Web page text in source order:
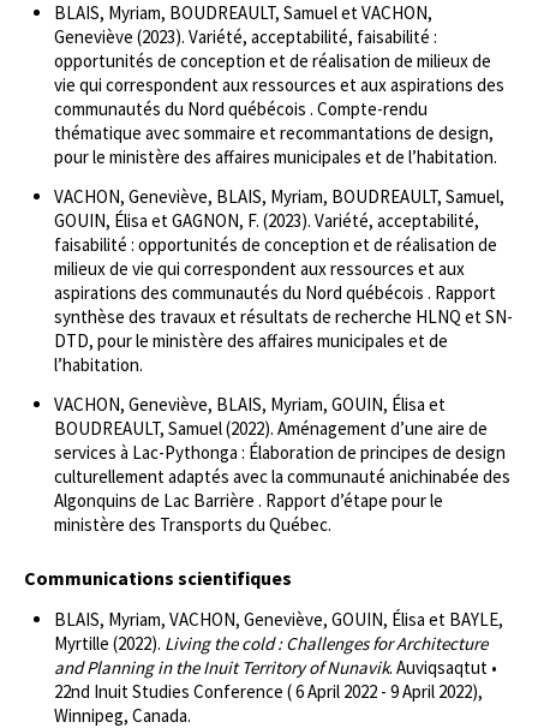
BLAIS, Myriam, BOUDREAULT, Samuel et VACHON,
Geneviève (2023). Variété, acceptabilité, faisabilité :
opportunités de conception et de réalisation de milieux de
vie qui correspondent aux ressources et aux aspirations des
communautés du Nord québécois . Compte-rendu
thématique avec sommaire et recommantations de design,
pour le ministère des affaires municipales et de l’habitation.
VACHON, Geneviève, BLAIS, Myriam, BOUDREAULT, Samuel,
GOUIN, Élisa et GAGNON, F. (2023). Variété, acceptabilité,
faisabilité : opportunités de conception et de réalisation de
milieux de vie qui correspondent aux ressources et aux
aspirations des communautés du Nord québécois . Rapport
synthèse des travaux et résultats de recherche HLNQ et SN-
DTD, pour le ministère des affaires municipales et de
l’habitation.
VACHON, Geneviève, BLAIS, Myriam, GOUIN, Élisa et
BOUDREAULT, Samuel (2022). Aménagement d’une aire de
services à Lac-Pythonga : Élaboration de principes de design
culturellement adaptés avec la communauté anichinabée des
Algonquins de Lac Barrière . Rapport d’étape pour le
ministère des Transports du Québec.
Communications scientifiques
BLAIS, Myriam, VACHON, Geneviève, GOUIN, Élisa et BAYLE,
Myrtille (2022). Living the cold : Challenges for Architecture
and Planning in the Inuit Territory of Nunavik. Auviqsaqtut •
22nd Inuit Studies Conference ( 6 April 2022 - 9 April 2022),
Winnipeg, Canada.